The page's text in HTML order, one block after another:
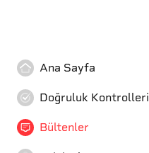
Ana Sayfa
Doğruluk Kontrolleri
Bültenler